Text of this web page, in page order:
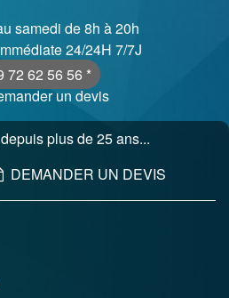
samedi de 8h à 20h
24/24H 7/7J
72 62 56 56 *
un devis
plus de 25 ans...
DEMANDER UN DEVIS